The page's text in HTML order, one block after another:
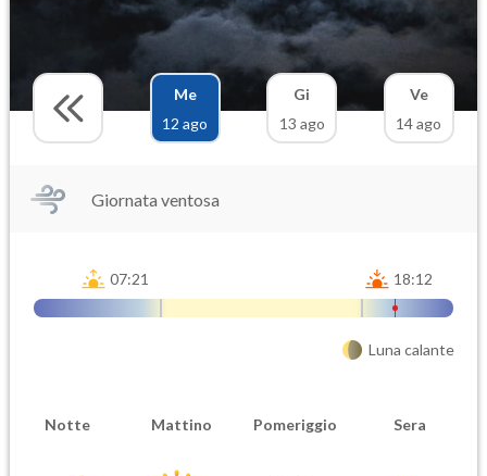
Me
12 ago
Gi
13 ago
Ve
14 ago
Giornata ventosa
07:21 18:12
Luna calante
Notte Mattino Pomeriggio Sera